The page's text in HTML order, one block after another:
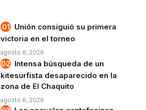
Unión consiguió su primera
victoria en el torneo
agosto 6, 2026
Intensa búsqueda de un
kitesurfista desaparecido en la
zona de El Chaquito
agosto 6, 2026